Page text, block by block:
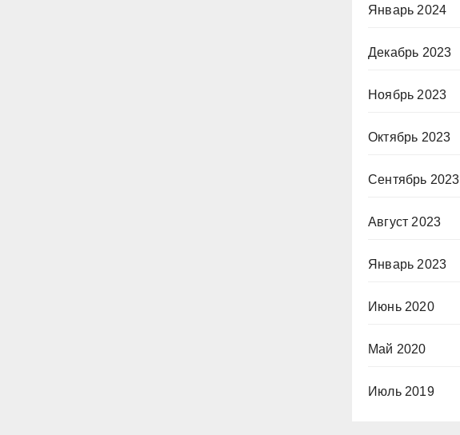
Январь 2024
Декабрь 2023
Ноябрь 2023
Октябрь 2023
Сентябрь 2023
Август 2023
Январь 2023
Июнь 2020
Май 2020
Июль 2019